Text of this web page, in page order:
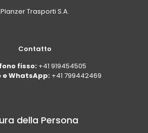
Planzer Trasporti S.A.
Contatto
fisso: +41 919454505
e WhatsApp: +41 799442469
della Persona